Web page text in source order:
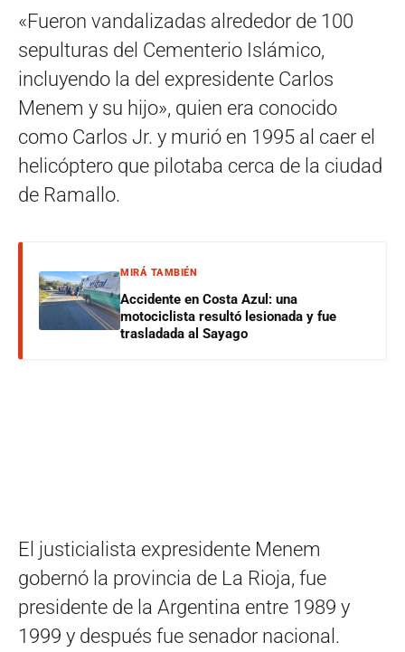
«Fueron vandalizadas alrededor de 100
sepulturas del Cementerio Islámico,
incluyendo la del expresidente Carlos
Menem y su hijo», quien era conocido
como Carlos Jr. y murió en 1995 al caer el
helicóptero que pilotaba cerca de la ciudad
de Ramallo.
MIRÁ TAMBIÉN
Accidente en Costa Azul: una
motociclista resultó lesionada y fue
trasladada al Sayago
El justicialista expresidente Menem
gobernó la provincia de La Rioja, fue
presidente de la Argentina entre 1989 y
1999 y después fue senador nacional.